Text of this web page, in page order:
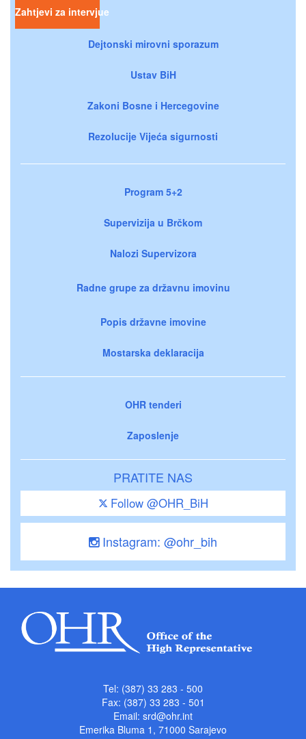
Zahtjevi za intervjue
Dejtonski mirovni sporazum
Ustav BiH
Zakoni Bosne i Hercegovine
Rezolucije Vijeća sigurnosti
Program 5+2
Supervizija u Brčkom
Nalozi Supervizora
Radne grupe za državnu imovinu
Popis državne imovine
Mostarska deklaracija
OHR tenderi
Zaposlenje
PRATITE NAS
Follow @OHR_BiH
Instagram: @ohr_bih
Tel: (387) 33 283 - 500
Fax: (387) 33 283 - 501
Email: srd@ohr.int
Emerika Bluma 1, 71000 Sarajevo